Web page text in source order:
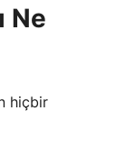
Ne
hiçbir